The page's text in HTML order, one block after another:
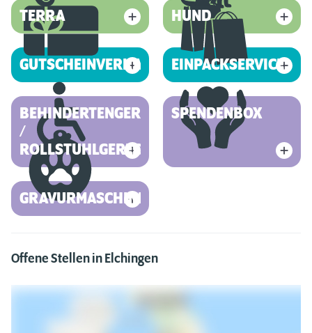
TERRA HUND
GUTSCHEINVERKAUF EINPACKSERVICE
BEHINDERTENGERECHT
/
ROLLSTUHLGERECHT
SPENDENBOX
GRAVURMASCHINE
Offene Stellen in Elchingen